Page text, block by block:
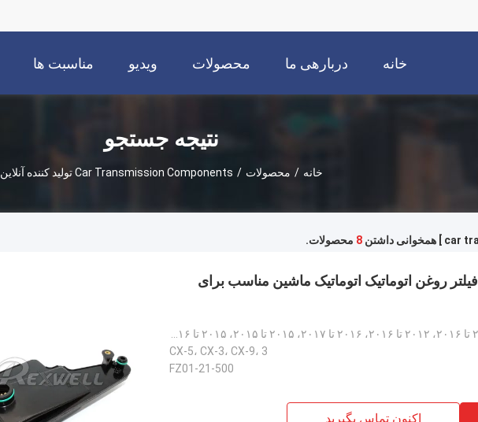
خانه دربارهی ما محصولات ویدیو مناسبت ها
نتیجه جستجو
خانه / محصولات / Car Transmission Components تولید کننده آنلاین
8 محصولات.
FZ01-21-500 / FZ0121500 فیلتر روغن اتوماتیک اتوماتیک ماشین مناسب برای
CX-5، CX-3، CX-9، 3
FZ01-21-500
اکنون تماس بگیرید